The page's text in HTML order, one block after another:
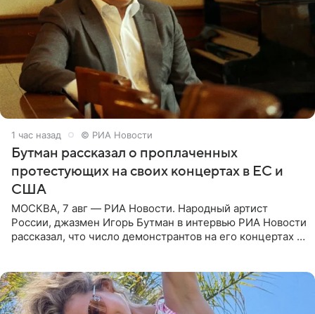
1 час назад © РИА Новости
Бутман рассказал о проплаченных
протестующих на своих концертах в ЕС и
США
МОСКВА, 7 авг — РИА Новости. Народный артист
России, джазмен Игорь Бутман в интервью РИА Новости
рассказал, что число демонстрантов на его концертах в